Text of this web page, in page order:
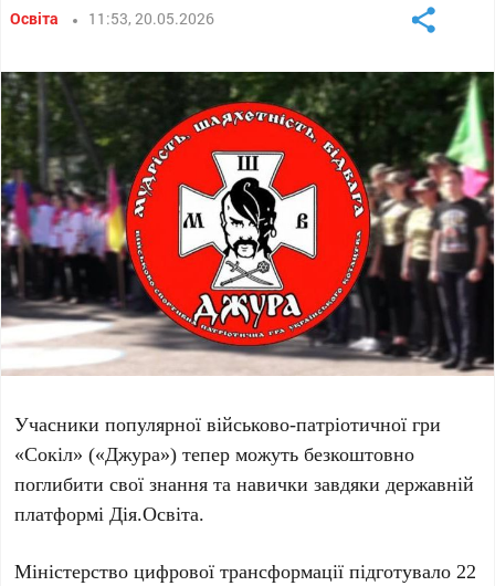
Освіта 11:53, 20.05.2026
Учасники популярної військово-патріотичної гри
«Сокіл» («Джура») тепер можуть безкоштовно
поглибити свої знання та навички завдяки державній
платформіДія.Освіта.
Міністерство цифрової трансформації підготувало22